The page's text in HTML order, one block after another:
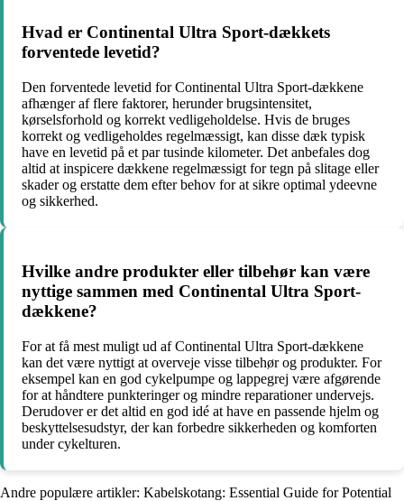
Hvad er Continental Ultra Sport-dækkets
forventede levetid?
Den forventede levetid for Continental Ultra Sport-dækkene
afhænger af flere faktorer, herunder brugsintensitet,
kørselsforhold og korrekt vedligeholdelse. Hvis de bruges
korrekt og vedligeholdes regelmæssigt, kan disse dæk typisk
have en levetid på et par tusinde kilometer. Det anbefales dog
altid at inspicere dækkene regelmæssigt for tegn på slitage eller
skader og erstatte dem efter behov for at sikre optimal ydeevne
og sikkerhed.
Hvilke andre produkter eller tilbehør kan være
nyttige sammen med Continental Ultra Sport-
dækkene?
For at få mest muligt ud af Continental Ultra Sport-dækkene
kan det være nyttigt at overveje visse tilbehør og produkter. For
eksempel kan en god cykelpumpe og lappegrej være afgørende
for at håndtere punkteringer og mindre reparationer undervejs.
Derudover er det altid en god idé at have en passende hjelm og
beskyttelsesudstyr, der kan forbedre sikkerheden og komforten
under cykelturen.
Andre populære artikler: Kabelskotang: Essential Guide for Potential